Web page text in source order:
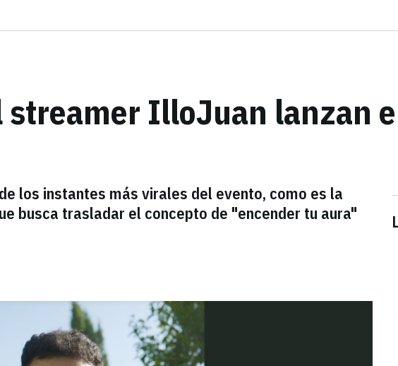
IlloJuan lanzan
los instantes más virales del evento, como es la
busca trasladar el concepto de "encender tu aura"